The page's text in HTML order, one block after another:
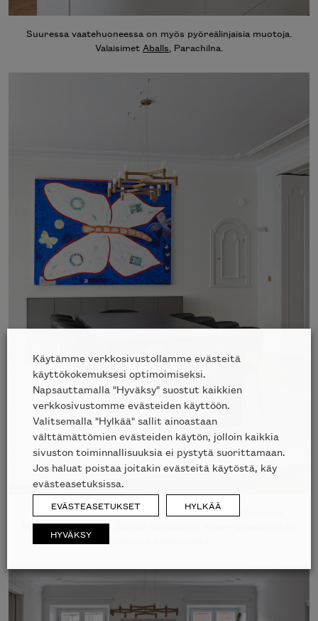
Suuressa vaatehuoneessa on myös pyöreälinjaisia muotoja.
Valaisimet Aballs , Parachilna.
Ruokailutilan nahkalla verhoillut Caratos-tuolit
Maxalton mallistoon. Saman valmistajan Alceo-ruokapöytä on
Käytämme verkkosivustollamme evästeitä
käyttökokemuksesi optimoimiseksi.
Napsauttamalla "Hyväksy" suostut kaikkien
verkkosivustomme evästeiden käyttöön.
Valitsemalla "Hylkää" sallit ainoastaan
välttämättömien evästeiden käytön, jolloin kaikkia
sivuston toiminnallisuuksia ei pystytä suorittamaan.
Jos haluat poistaa joitakin evästeitä käytöstä, käy
evästeasetuksissa.
EVÄSTEASETUKSET HYLKÄÄ
HYVÄKSY